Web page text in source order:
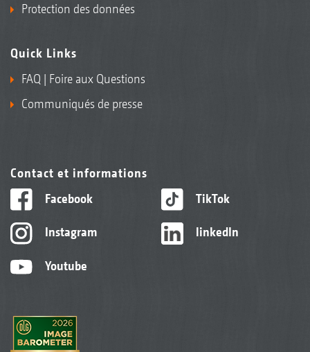
Protection des données
Quick Links
FAQ | Foire aux Questions
Communiqués de presse
Contact et informations
Facebook
Instagram
Youtube
TikTok
linkedIn